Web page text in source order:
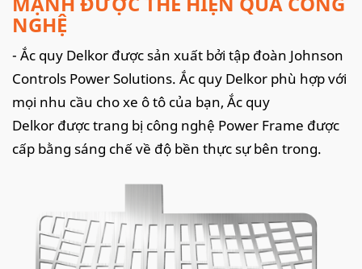
NGHỆ
- Ắc quy Delkor được sản xuất bởi tập đoàn Johnson
Controls Power Solutions. Ắc quy Delkor phù hợp với
mọi nhu cầu cho xe ô tô của bạn, Ắc quy
Delkor được trang bị công nghệ Power Frame được
cấp bằng sáng chế về độ bền thực sự bên trong.